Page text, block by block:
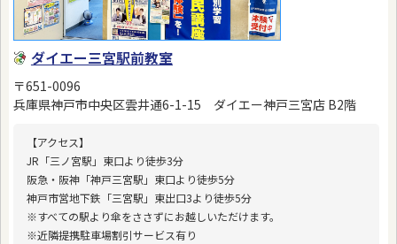
ダイエー三宮駅前教室
〒651-0096
兵庫県神戸市中央区雲井通6-1-15 ダイエー神戸三宮店 B2階
【アクセス】
JR「三ノ宮駅」東口より徒歩3分
阪急・阪神「神戸三宮駅」東口より徒歩5分
神戸市営地下鉄「三宮駅」東出口3より徒歩5分
※すべての駅より傘をささずにお越しいただけます。
※近隣提携駐車場割引サービス有り